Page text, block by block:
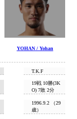
YOHAN / Yohan
T.K.F
19戦 10勝(3K
O) 7敗 2分
1996.9.2 （29
歳）